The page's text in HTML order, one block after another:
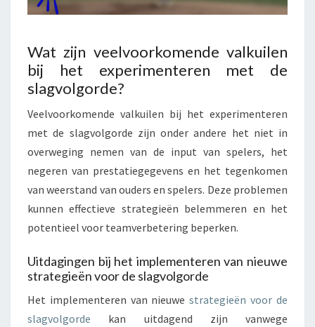
Wat zijn veelvoorkomende valkuilen
bij het experimenteren met de
slagvolgorde?
Veelvoorkomende valkuilen bij het experimenteren
met de slagvolgorde zijn onder andere het niet in
overweging nemen van de input van spelers, het
negeren van prestatiegegevens en het tegenkomen
van weerstand van ouders en spelers. Deze problemen
kunnen effectieve strategieën belemmeren en het
potentieel voor teamverbetering beperken.
Uitdagingen bij het implementeren van nieuwe
strategieën voor de slagvolgorde
Het implementeren van nieuwestrategieën voor de
slagvolgorde kan uitdagend zijn vanwege